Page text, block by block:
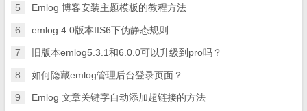
5 Emlog 博客安装主题模板的教程方法
6 emlog 4.0版本IIS6下伪静态规则
7 旧版本emlog5.3.1和6.0.0可以升级到pro吗？
8 如何隐藏emlog管理后台登录页面？
9 Emlog 文章关键字自动添加超链接的方法